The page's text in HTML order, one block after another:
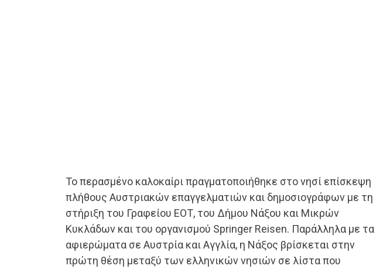
Το περασμένο καλοκαίρι πραγματοποιήθηκε στο νησί επίσκεψη
πλήθους Αυστριακών επαγγελματιών και δημοσιογράφων με τη
στήριξη του Γραφείου ΕΟΤ, του Δήμου Νάξου και Μικρών
Κυκλάδων και του οργανισμού Springer Reisen. Παράλληλα με τα
αφιερώματα σε Αυστρία και Αγγλία, η Νάξος βρίσκεται στην
πρώτη θέση μεταξύ των ελληνικών νησιών σε λίστα που